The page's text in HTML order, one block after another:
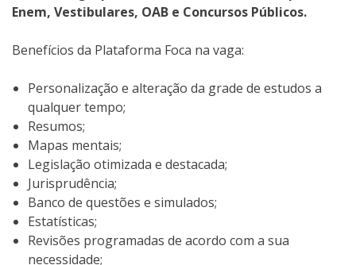
Enem, Vestibulares, OAB e Concursos Públicos.
Benefícios da Plataforma Foca na vaga:
Personalização e alteração da grade de estudos a
qualquer tempo;
Resumos;
Mapas mentais;
Legislação otimizada e destacada;
Jurisprudência;
Banco de questões e simulados;
Estatísticas;
Revisões programadas de acordo com a sua
necessidade;